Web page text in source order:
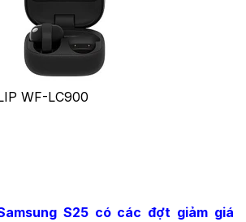
WF-LC900
S25 có các đợt giảm giá